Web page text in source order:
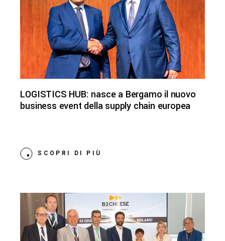
LOGISTICS HUB: nasce a Bergamo il nuovo
business event della supply chain europea
SCOPRI DI PIÙ